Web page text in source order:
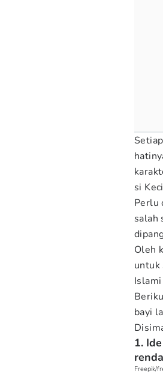
si
Perlu
salah
Oleh
untuk
bayi
1.
Freepik/